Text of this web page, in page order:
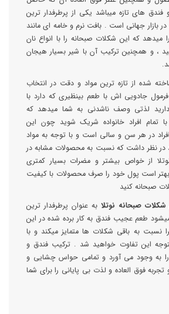
های تازه میباشد یکی از پرطرفدار ترین
بازار جهانی است . بافت نرم و خامه ای مانند
میدهد که این شکلات صبحانه را با انواع نان
، و همچنین ترکیب آن با شیر بسیار هیجان
شده از تازه ترین مواد و دقت در انتخاب
جادویی اش با طعم بینظیری که دارد با
لذتی وصف ناشدنی به شما میدهد که
تمام افراد خانواده شریک شوید چون این
در هر سن و سالی است و با توجه به مواد
در نظر داشت که نسبت به محصولات مشابه در
از خواص بیشتر و مضرات بسیار کمتری
بهتر است پول خود را صرف محصولات با کیفیت
صبحانه کنید
شکلات صبحانه نوتلا به عنوان پرطرفدار ترین
طعم عجیب فندق به کار برده شده در این
به باقی شکلات ها متمایز میکند و با
این تفاوت خواهید شد . ترکیب فندق و
به وجود می آورد و تمامی حواس چشایی و
تجربه فوق العاده و لذت بی پایانی را برای شما